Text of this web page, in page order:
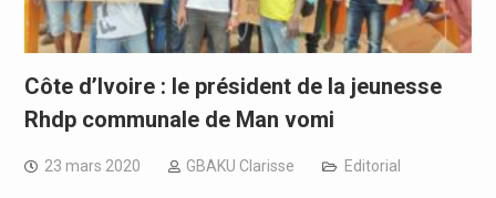
Côte d’Ivoire : le président de la jeunesse
Rhdp communale de Man vomi
23 mars 2020 GBAKU Clarisse Editorial